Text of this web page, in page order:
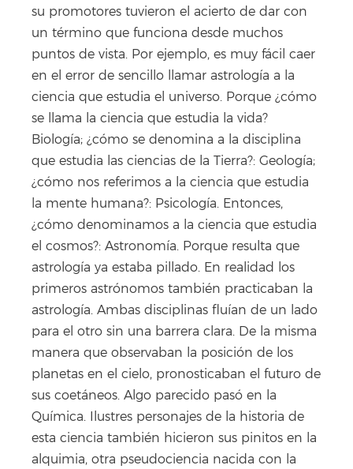
su promotores tuvieron el acierto de dar con
un término que funciona desde muchos
puntos de vista. Por ejemplo, es muy fácil caer
en el error de sencillo llamar astrología a la
ciencia que estudia el universo. Porque ¿cómo
se llama la ciencia que estudia la vida?
Biología; ¿cómo se denomina a la disciplina
que estudia las ciencias de la Tierra?: Geología;
¿cómo nos referimos a la ciencia que estudia
la mente humana?: Psicología. Entonces,
¿cómo denominamos a la ciencia que estudia
el cosmos?: Astronomía. Porque resulta que
astrología ya estaba pillado. En realidad los
primeros astrónomos también practicaban la
astrología. Ambas disciplinas fluían de un lado
para el otro sin una barrera clara. De la misma
manera que observaban la posición de los
planetas en el cielo, pronosticaban el futuro de
sus coetáneos. Algo parecido pasó en la
Química. Ilustres personajes de la historia de
esta ciencia también hicieron sus pinitos en la
alquimia, otra pseudociencia nacida con la